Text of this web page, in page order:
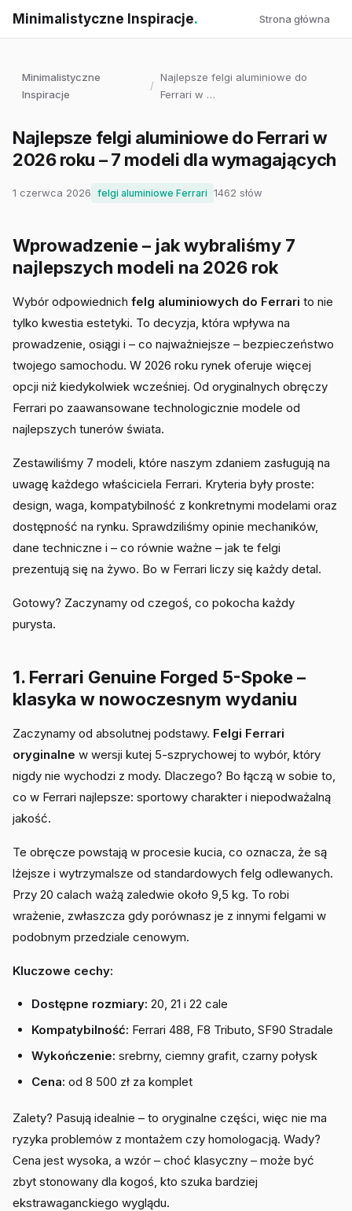
Minimalistyczne Inspiracje. Strona główna
Minimalistyczne
Inspiracje
/
Najlepsze felgi aluminiowe do
Ferrari w …
Najlepsze felgi aluminiowe do Ferrari w
2026 roku – 7 modeli dla wymagających
1 czerwca 2026 felgi aluminiowe Ferrari 1462 słów
Wprowadzenie – jak wybraliśmy 7
najlepszych modeli na 2026 rok
Wybór odpowiednich felg aluminiowych do Ferrari to nie
tylko kwestia estetyki. To decyzja, która wpływa na
prowadzenie, osiągi i – co najważniejsze – bezpieczeństwo
twojego samochodu. W 2026 roku rynek oferuje więcej
opcji niż kiedykolwiek wcześniej. Od oryginalnych obręczy
Ferrari po zaawansowane technologicznie modele od
najlepszych tunerów świata.
Zestawiliśmy 7 modeli, które naszym zdaniem zasługują na
uwagę każdego właściciela Ferrari. Kryteria były proste:
design, waga, kompatybilność z konkretnymi modelami oraz
dostępność na rynku. Sprawdziliśmy opinie mechaników,
dane techniczne i – co równie ważne – jak te felgi
prezentują się na żywo. Bo w Ferrari liczy się każdy detal.
Gotowy? Zaczynamy od czegoś, co pokocha każdy
purysta.
1. Ferrari Genuine Forged 5-Spoke –
klasyka w nowoczesnym wydaniu
Zaczynamy od absolutnej podstawy. Felgi Ferrari
oryginalne w wersji kutej 5-szprychowej to wybór, który
nigdy nie wychodzi z mody. Dlaczego? Bo łączą w sobie to,
co w Ferrari najlepsze: sportowy charakter i niepodważalną
jakość.
Te obręcze powstają w procesie kucia, co oznacza, że są
lżejsze i wytrzymalsze od standardowych felg odlewanych.
Przy 20 calach ważą zaledwie około 9,5 kg. To robi
wrażenie, zwłaszcza gdy porównasz je z innymi felgami w
podobnym przedziale cenowym.
Kluczowe cechy:
Dostępne rozmiary: 20, 21 i 22 cale
Kompatybilność: Ferrari 488, F8 Tributo, SF90 Stradale
Wykończenie: srebrny, ciemny grafit, czarny połysk
Cena: od 8 500 zł za komplet
Zalety? Pasują idealnie – to oryginalne części, więc nie ma
ryzyka problemów z montażem czy homologacją. Wady?
Cena jest wysoka, a wzór – choć klasyczny – może być
zbyt stonowany dla kogoś, kto szuka bardziej
ekstrawaganckiego wyglądu.